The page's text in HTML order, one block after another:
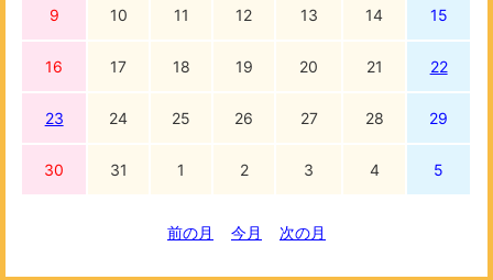
9 10 11 12 13 14 15
16 17 18 19 20 21 22
23 24 25 26 27 28 29
30 31 1 2 3 4 5
前の月 今月 次の月